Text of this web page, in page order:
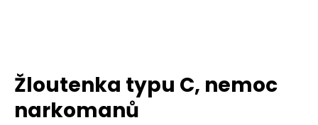
Žloutenka typu C, nemoc
narkomanů